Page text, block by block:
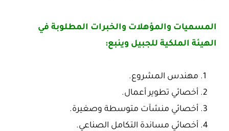
المسميات والمؤهلات والخبرات المطلوبة في
الهيئة الملكية للجبيل وينبع:
مهندس المشروع.
أخصائي تطوير أعمال.
أخصائي منشآت متوسطة وصغيرة.
أخصائي مساندة التكامل الصناعي.